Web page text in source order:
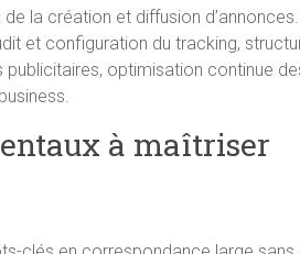
la création et diffusion
et configuration du tracking,
optimisation continue
à maîtriser